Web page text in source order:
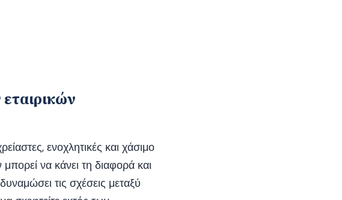
ενοχλητικές και χάσιμο
να κάνει τη διαφορά και
τις σχέσεις μεταξύ